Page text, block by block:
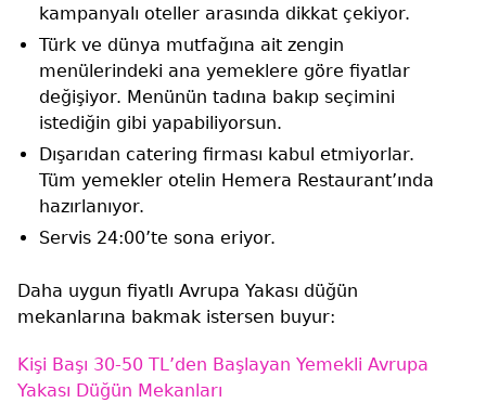
kampanyalı oteller arasında dikkat çekiyor.
Türk ve dünya mutfağına ait zengin
menülerindeki ana yemeklere göre fiyatlar
değişiyor. Menünün tadına bakıp seçimini
istediğin gibi yapabiliyorsun.
Dışarıdan catering firması kabul etmiyorlar.
Tüm yemekler otelin Hemera Restaurant’ında
hazırlanıyor.
Servis 24:00’te sona eriyor.
Daha uygun fiyatlı Avrupa Yakası düğün
mekanlarına bakmak istersen buyur:
Kişi Başı 30-50 TL’den Başlayan Yemekli Avrupa
Yakası Düğün Mekanları